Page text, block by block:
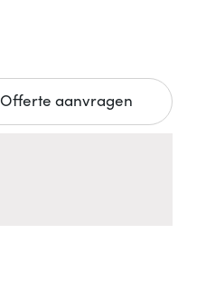
Offerte aanvragen